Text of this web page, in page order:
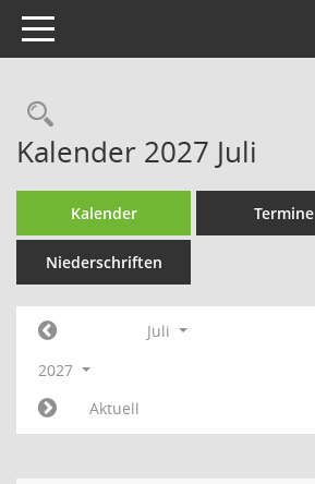
Toggle navigation
Rechercheauswahl
Kalender 2027 Juli
Kalender Termine
Niederschriften
Juli
2027
Aktuell